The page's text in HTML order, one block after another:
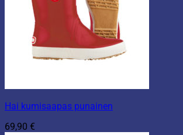
Hai kumisaapas punainen
69,90 €